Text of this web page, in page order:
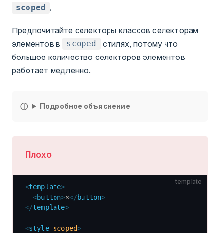
scoped .
Предпочитайте селекторы классов селекторам
элементов в
scoped
стилях, потому что
большое количество селекторов элементов
работает медленно.
Подробное объяснение
Плохо
template
<template>
  <
button>×</button>
</template>
<style scoped>